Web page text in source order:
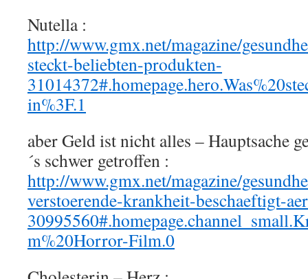
Nutella :
http://www.gmx.net/magazine/
steckt-beliebten-produkten-
in%3F.1
aber Geld ist nicht alles – Hauptsache
´s schwer getroffen :
http://www.gmx.net/magazine/
verstoerende-krankheit-beschaeftigt-
m%20Horror-Film.0